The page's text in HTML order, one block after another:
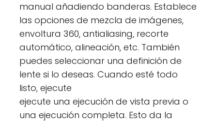
manual añadiendo banderas. Establece
las opciones de mezcla de imágenes,
envoltura 360, antialiasing, recorte
automático, alineación, etc. También
puedes seleccionar una definición de
lente si lo deseas. Cuando esté todo
listo, ejecute
ejecute una ejecución de vista previa o
una ejecución completa. Esto da la